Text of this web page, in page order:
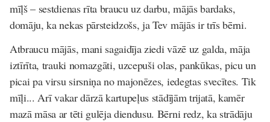
mīļš – sestdienas rīta braucu uz darbu, mājās bardaks,
domāju, ka nekas pārsteidzošs, ja Tev mājās ir trīs bērni.
Atbraucu mājās, mani sagaidīja ziedi vāzē uz galda, māja
iztīrīta, trauki nomazgāti, uzcepuši olas, pankūkas, picu un
picai pa virsu sirsniņa no majonēzes, iedegtas svecītes. Tik
mīļi... Arī vakar dārzā kartupeļus stādījām trijatā, kamēr
mazā māsa ar tēti gulēja diendusu. Bērni redz, ka strādāju